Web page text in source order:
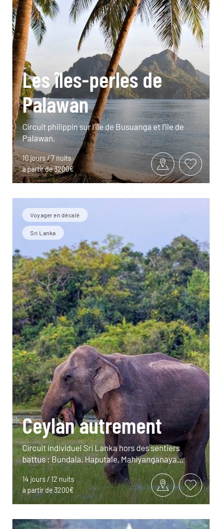
Les îles-perles de
Palawan
Circuit philippin sur l’île de Busuanga et l’île de
Palawan.
10 jours / 7 nuits
à partir de 3200€
Voyager en décalé
Sri Lanka
Ceylan autrement
Circuit individuel Sri Lanka hors des sentiers
battus : Bundala, Haputale, Mahiyanganaya…
14 jours / 12 nuits
à partir de 3200€